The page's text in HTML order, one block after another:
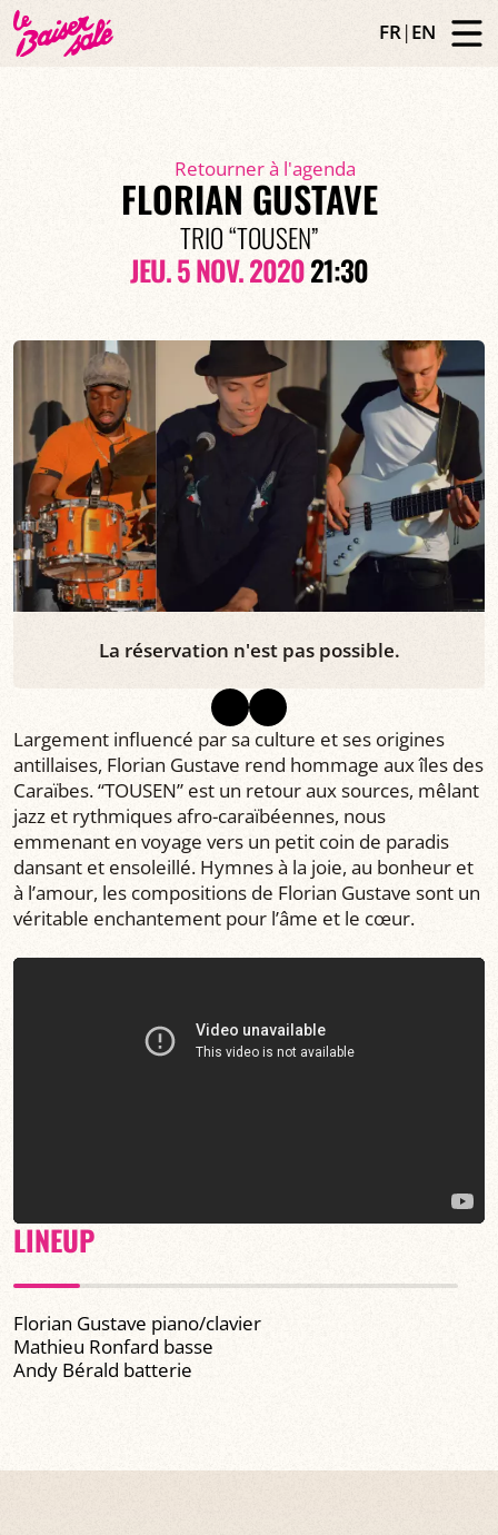
FR|EN
Retourner à l'agenda
FLORIAN GUSTAVE
TRIO “TOUSEN”
JEU. 5 NOV. 202021:30
La réservation n'est pas possible.
Largement influencé par sa culture et ses origines
antillaises, Florian Gustave rend hommage aux îles des
Caraïbes. “TOUSEN” est un retour aux sources, mêlant
jazz et rythmiques afro-caraïbéennes, nous
emmenant en voyage vers un petit coin de paradis
dansant et ensoleillé. Hymnes à la joie, au bonheur et
à l’amour, les compositions de Florian Gustave sont un
véritable enchantement pour l’âme et le cœur.
LINEUP
Florian Gustave piano/clavier
Mathieu Ronfard basse
Andy Bérald batterie